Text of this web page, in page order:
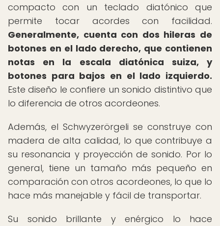
compacto con un teclado diatónico que
permite tocar acordes con facilidad.
Generalmente, cuenta con dos hileras de
botones en el lado derecho, que contienen
notas en la escala diatónica suiza, y
botones para bajos en el lado izquierdo.
Este diseño le confiere un sonido distintivo que
lo diferencia de otros acordeones.
Además, el Schwyzerörgeli se construye con
madera de alta calidad, lo que contribuye a
su resonancia y proyección de sonido. Por lo
general, tiene un tamaño más pequeño en
comparación con otros acordeones, lo que lo
hace más manejable y fácil de transportar.
Su sonido brillante y enérgico lo hace